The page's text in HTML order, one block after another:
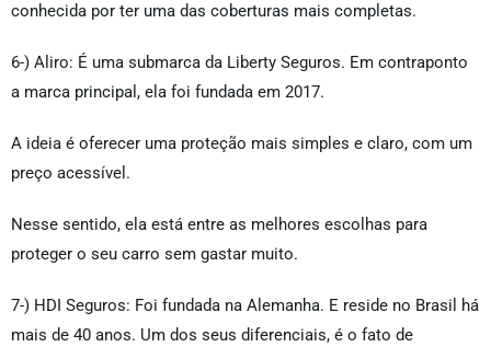
conhecida por ter uma das coberturas mais completas.
6-) Aliro: É uma submarca da Liberty Seguros. Em contraponto
a marca principal, ela foi fundada em 2017.
A ideia é oferecer uma proteção mais simples e claro, com um
preço acessível.
Nesse sentido, ela está entre as melhores escolhas para
proteger o seu carro sem gastar muito.
7-) HDI Seguros: Foi fundada na Alemanha. E reside no Brasil há
mais de 40 anos. Um dos seus diferenciais, é o fato de